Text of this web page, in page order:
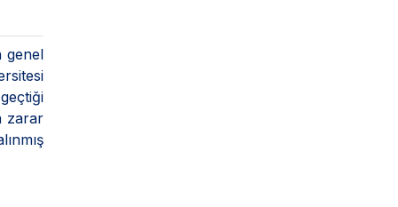
genel
zarar